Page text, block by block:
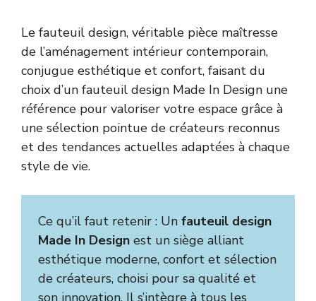
Le fauteuil design, véritable pièce maîtresse
de l’aménagement intérieur contemporain,
conjugue esthétique et confort, faisant du
choix d’un fauteuil design Made In Design une
référence pour valoriser votre espace grâce à
une sélection pointue de créateurs reconnus
et des tendances actuelles adaptées à chaque
style de vie.
Ce qu’il faut retenir : Un fauteuil design
Made In Design est un siège alliant
esthétique moderne, confort et sélection
de créateurs, choisi pour sa qualité et